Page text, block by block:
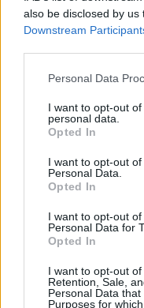
also be disclosed by
Downstream
Personal Data
I want to opt-out
personal data.
Opted In
I want to opt-out
Personal Data.
Opted In
I want to opt-out
Personal Data for
Opted In
I want to opt-out of
Retention, Sale,
Personal Data
Purposes for
Artigo anterior
SC Vila Real: avançado